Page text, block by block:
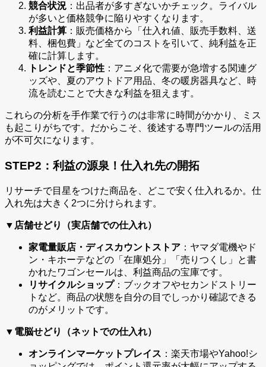
競合状況 ：出品者が多すぎないかチェック。ライバル
が多いと価格競争に陥りやすくなります。
利益計算 ：販売価格から「仕入れ値、販売手数料、送
料、梱包費」など全てのコストを引いて、純利益を正
確に計算します。
トレンドと季節性 ：アニメ化で需要が急増する関連グ
ッズや、夏のアウトドア用品、冬の暖房器具など、時
流を読むことで大きな利益を狙えます。
これらの分析を手作業で行うのは非常に時間がかかり、ミス
も起こりがちです。だからこそ、後述する専門ツールの活用
が不可欠になります。
STEP2：利益の源泉！仕入れ先の開拓
リサーチで目星をつけた商品を、どこで安く仕入れるか。仕
入れ先は大きく2つに分けられます。
▼店舗せどり（実店舗での仕入れ）
家電量販店・ディスカウントストア ：ヤマダ電機やド
ン・キホーテなどの「在庫処分」「売りつくし」と書
かれたワゴンセールは、利益商品の宝庫です。
リサイクルショップ：ブックオフやセカンドストリー
トなど。商品の状態を自分の目でしっかり確認できる
のがメリットです。
▼電脳せどり（ネットでの仕入れ）
オンラインマーケットプレイス ：楽天市場やYahoo!シ